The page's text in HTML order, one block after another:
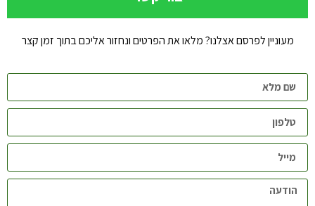
מעוניין לפרסם אצלנו? מלאו את הפרטים ונחזור אליכם בתוך זמן קצר